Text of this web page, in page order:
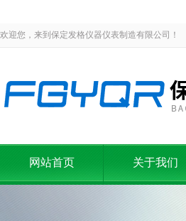
欢迎您，来到保定发格仪器仪表制造有限公司！
网站首页 关于我们